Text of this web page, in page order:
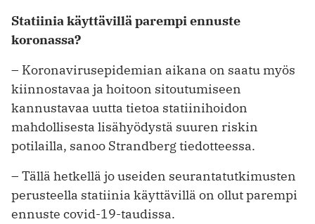
Statiinia käyttävillä parempi ennuste
koronassa?
– Koronavirusepidemian aikana on saatu myös
kiinnostavaa ja hoitoon sitoutumiseen
kannustavaa uutta tietoa statiinihoidon
mahdollisesta lisähyödystä suuren riskin
potilailla, sanoo Strandberg tiedotteessa.
– Tällä hetkellä jo useiden seurantatutkimusten
perusteella statiinia käyttävillä on ollut parempi
ennuste covid-19-taudissa.